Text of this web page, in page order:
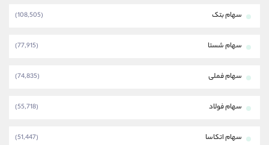
سهام بتک (108,505)
سهام شستا (77,915)
سهام فملی (74,835)
سهام فولاد (55,718)
سهام اتکاسا (51,447)